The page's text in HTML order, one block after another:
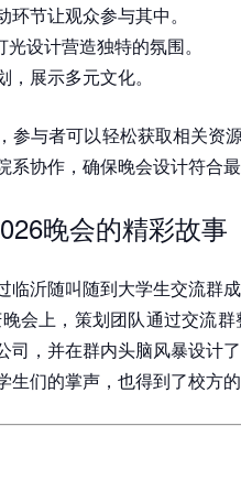
节让观众参与其中。
设计营造独特的氛围。
展示多元文化。
，参与者可以轻松获取相关资
系协作，确保晚会设计符合
晚会的精彩故事
临沂随叫随到大学生交流群
会上，策划团队通过交流
司，并在群内头脑风暴设计
生们的掌声，也得到了校方